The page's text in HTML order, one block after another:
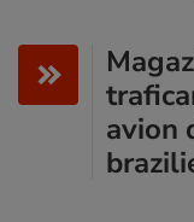
avion